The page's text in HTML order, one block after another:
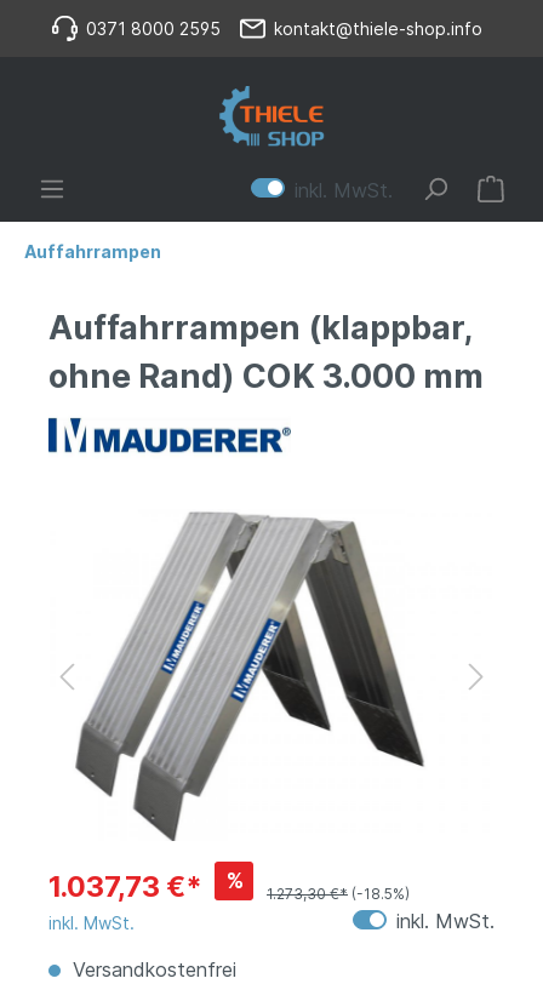
0371 8000 2595 kontakt@thiele-shop.info
inkl. MwSt.
Auffahrrampen
Auffahrrampen (klappbar,
ohne Rand) COK 3.000 mm
1.037,73 €* %
1.273,30 €* (-18.5%)
inkl. MwSt.
inkl. MwSt.
Versandkostenfrei